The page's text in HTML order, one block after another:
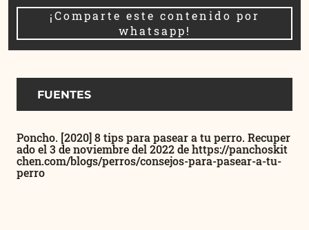
¡Comparte este contenido por
whatsapp!
FUENTES
Poncho. [2020] 8 tips para pasear a tu perro. Recuper
ado el 3 de noviembre del 2022 de https://panchoskit
chen.com/blogs/perros/consejos-para-pasear-a-tu-
perro